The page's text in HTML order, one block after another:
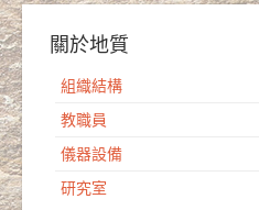
關於地質
組織結構
教職員
儀器設備
研究室